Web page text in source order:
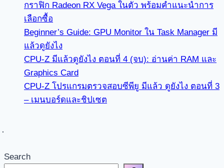
กราฟิก Radeon RX Vega ในตัว พร้อมคำแนะนำการ
เลือกซื้อ
Beginner’s Guide: GPU Monitor ใน Task Manager มี
แล้วดูยังไง
CPU-Z มีแล้วดูยังไง ตอนที่ 4 (จบ): อ่านค่า RAM และ
Graphics Card
CPU-Z โปรแกรมตรวจสอบซีพียู มีแล้ว ดูยังไง ตอนที่ 3
– เมนบอร์ดและชิปเซต
Search